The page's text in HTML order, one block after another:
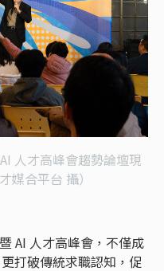
人才高峰會趨勢論壇現
媒合平台 攝）
AI 人才高峰會，不僅成
打破傳統求職認知，促